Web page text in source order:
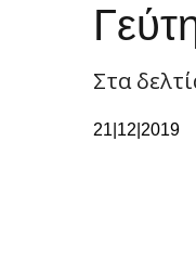
Στα
21|12|2019